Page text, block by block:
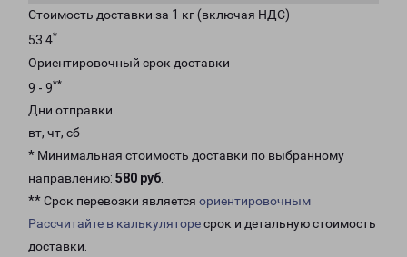
Стоимость доставки за 1 кг (включая НДС)
53.4*
Ориентировочный срок доставки
9 - 9**
Дни отправки
вт, чт, сб
* Минимальная стоимость доставки по выбранному
направлению: 580 руб.
** Срок перевозки является ориентировочным
Рассчитайте в калькуляторесрок и детальную стоимость
доставки.